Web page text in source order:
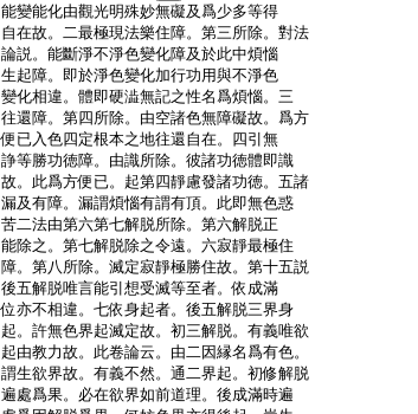
能變能化由觀光明殊妙無礙及爲少多等得
自在故。二最極現法樂住障。第三所除。對法
論説。能斷淨不淨色變化障及於此中煩惱
生起障。即於淨色變化加行功用與不淨色
變化相違。體即硬澁無記之性名爲煩惱。三
往還障。第四所除。由空諸色無障礙故。爲方
便已入色四定根本之地往還自在。四引無
諍等勝功徳障。由識所除。彼諸功徳體即識
故。此爲方便已。起第四靜慮發諸功徳。五諸
漏及有障。漏謂煩惱有謂有頂。此即無色惑
苦二法由第六第七解脱所除。第六解脱正
能除之。第七解脱除之令遠。六寂靜最極住
障。第八所除。滅定寂靜極勝住故。第十五説
後五解脱唯言能引想受滅等至者。依成滿
位亦不相違。七依身起者。後五解脱三界身
起。許無色界起滅定故。初三解脱。有義唯欲
起由教力故。此卷論云。由二因縁名爲有色。
謂生欲界故。有義不然。通二界起。初修解脱
遍處爲果。必在欲界如前道理。後成滿時遍